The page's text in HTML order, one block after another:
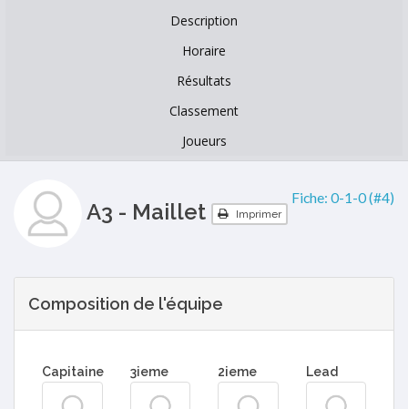
Description
Horaire
Résultats
Classement
Joueurs
A3 - Maillet Imprimer
Fiche: 0-1-0 (#4)
Composition de l'équipe
Capitaine 3ieme 2ieme Lead